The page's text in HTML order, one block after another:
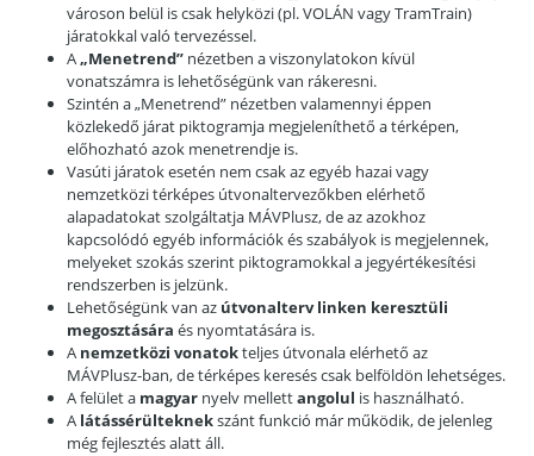
városon belül is csak helyközi (pl. VOLÁN vagy TramTrain)
járatokkal való tervezéssel.
A„Menetrend” nézetben a viszonylatokon kívül
vonatszámra is lehetőségünk van rákeresni.
Szintén a „Menetrend” nézetben valamennyi éppen
közlekedő járat piktogramja megjeleníthető a térképen,
előhozható azok menetrendje is.
Vasúti járatok esetén nem csak az egyéb hazai vagy
nemzetközi térképes útvonaltervezőkben elérhető
alapadatokat szolgáltatja MÁVPlusz, de az azokhoz
kapcsolódó egyéb információk és szabályok is megjelennek,
melyeket szokás szerint piktogramokkal a jegyértékesítési
rendszerben is jelzünk.
Lehetőségünk van az útvonalterv linken keresztüli
megosztására és nyomtatására is.
A nemzetközi vonatokteljes útvonala elérhető az
MÁVPlusz-ban, de térképes keresés csak belföldön lehetséges.
A felület a magyar nyelv mellettangolul is használható.
A látássérülteknekszánt funkció már működik, de jelenleg
még fejlesztés alatt áll.